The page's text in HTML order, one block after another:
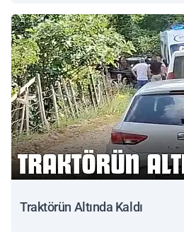
Traktörün Altında Kaldı